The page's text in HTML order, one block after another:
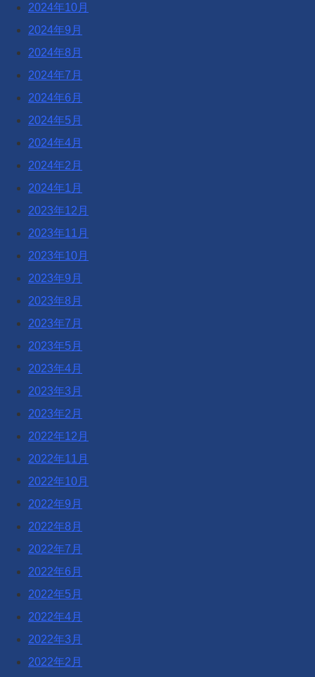
2024年10月
2024年9月
2024年8月
2024年7月
2024年6月
2024年5月
2024年4月
2024年2月
2024年1月
2023年12月
2023年11月
2023年10月
2023年9月
2023年8月
2023年7月
2023年5月
2023年4月
2023年3月
2023年2月
2022年12月
2022年11月
2022年10月
2022年9月
2022年8月
2022年7月
2022年6月
2022年5月
2022年4月
2022年3月
2022年2月